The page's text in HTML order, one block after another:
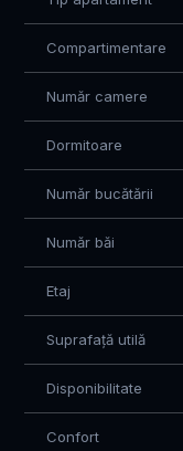
Compartimentare
Număr camere
Dormitoare
Număr bucătării
Număr băi
Etaj
Suprafață utilă
Disponibilitate
Confort